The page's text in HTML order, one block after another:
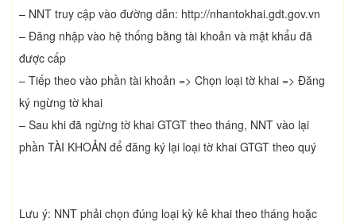
– NNT truy cập vào đường dẫn: http://nhantokhai.gdt.gov.vn
– Đăng nhập vào hệ thống bằng tài khoản và mật khẩu đã
được cấp
– Tiếp theo vào phần tài khoản => Chọn loại tờ khai => Đăng
ký ngừng tờ khai
– Sau khi đã ngừng tờ khai GTGT theo tháng, NNT vào lại
phần TÀI KHOẢN để đăng ký lại loại tờ khai GTGT theo quý
Lưu ý: NNT phải chọn đúng loại kỳ kê khai theo tháng hoặc